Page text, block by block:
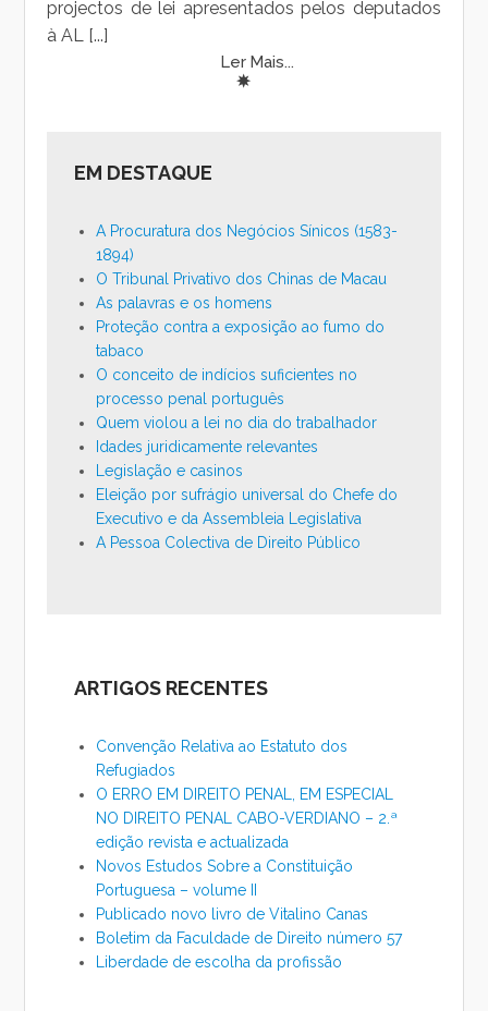
projectos de lei apresentados pelos deputados
à AL [...]
Ler Mais...
EM DESTAQUE
A Procuratura dos Negócios Sínicos (1583-
1894)
O Tribunal Privativo dos Chinas de Macau
As palavras e os homens
Proteção contra a exposição ao fumo do
tabaco
O conceito de indícios suficientes no
processo penal português
Quem violou a lei no dia do trabalhador
Idades juridicamente relevantes
Legislação e casinos
Eleição por sufrágio universal do Chefe do
Executivo e da Assembleia Legislativa
A Pessoa Colectiva de Direito Público
ARTIGOS RECENTES
Convenção Relativa ao Estatuto dos
Refugiados
O ERRO EM DIREITO PENAL, EM ESPECIAL
NO DIREITO PENAL CABO-VERDIANO – 2.ª
edição revista e actualizada
Novos Estudos Sobre a Constituição
Portuguesa – volume II
Publicado novo livro de Vitalino Canas
Boletim da Faculdade de Direito número 57
Liberdade de escolha da profissão